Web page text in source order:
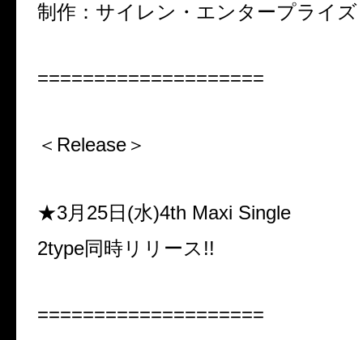
制作：サイレン・エンタープライズ
====================
＜Release＞
★3月25日(水)4th Maxi Single
2type同時リリース!!
====================